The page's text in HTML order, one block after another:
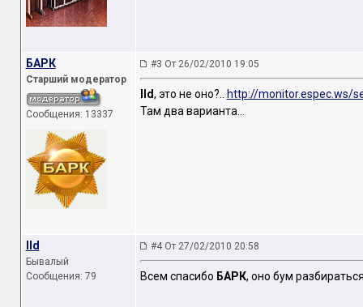
БАРК
Старший модератор
Сообщения: 13337
#3 От 26/02/2010 19:05
Ild, это не оно?.. http://monitor.espec.ws/
Там два варианта...
Ild
Бывалый
Сообщения: 79
#4 От 27/02/2010 20:58
Всем спасибо БАРК, оно бум